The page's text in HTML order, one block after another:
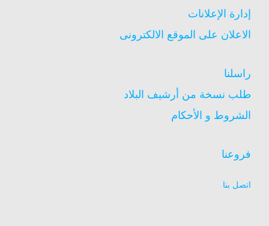
إدارة الإعلانات
الاعلان على الموقع الالكترونى
راسلنا
طلب نسخة من أرشيف البلاد
الشروط و الأحكام
فروعنا
اتصل بنا